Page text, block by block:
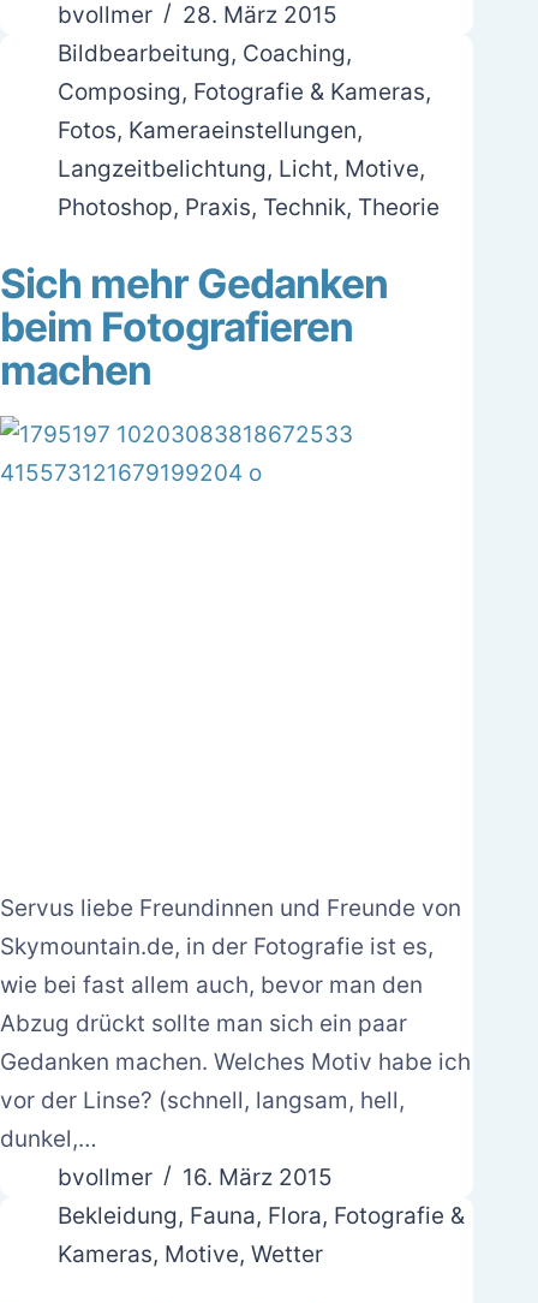
bvollmer
28. März 2015
Bildbearbeitung, Coaching,
Composing, Fotografie & Kameras,
Fotos, Kameraeinstellungen,
Langzeitbelichtung, Licht, Motive,
Photoshop, Praxis, Technik, Theorie
Sich mehr Gedanken
beim Fotografieren
machen
Servus liebe Freundinnen und Freunde von
Skymountain.de, in der Fotografie ist es,
wie bei fast allem auch, bevor man den
Abzug drückt sollte man sich ein paar
Gedanken machen. Welches Motiv habe ich
vor der Linse? (schnell, langsam, hell,
dunkel,…
bvollmer
16. März 2015
Bekleidung, Fauna, Flora, Fotografie &
Kameras, Motive, Wetter